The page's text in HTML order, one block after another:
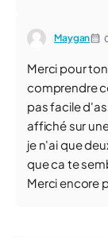
Maygan
Merci pour
comprendre
pas facile
affiché sur
je n'ai que
que ca te
Merci encore